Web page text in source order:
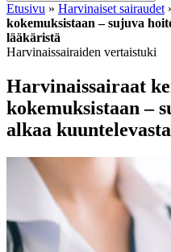
Etusivu » Harvinaiset sairaudet
kokemuksistaan – sujuva
lääkäristä
Harvinaissairaiden vertaistuki
Harvinaissairaat
kokemuksistaan –
alkaa